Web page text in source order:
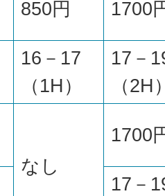
850円 1700
16－17
（1H）
17－
（2H
なし
1700
17－